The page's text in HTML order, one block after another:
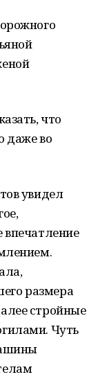
что
даже во
увидел
впечатление
размера
стройные
Чуть